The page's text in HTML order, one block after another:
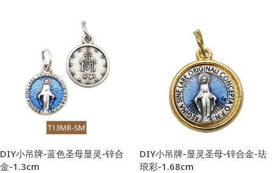
DIY小吊牌-蓝色圣母显灵-锌合
金-1.3cm
DIY小吊牌-显灵圣母-锌合金-珐
琅彩-1.68cm